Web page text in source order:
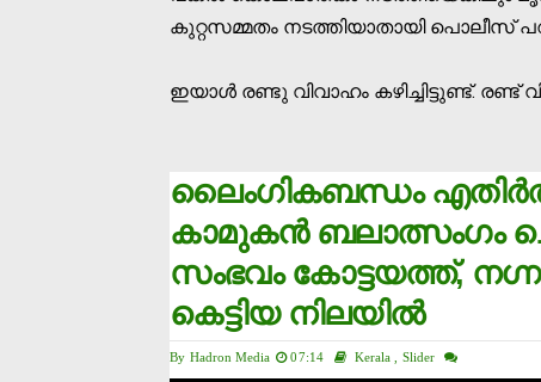
കുറ്റസമ്മതം നടത്തിയാതായി പൊലീസ്
ഇയാള്‍ രണ്ടു വിവാഹം കഴിച്ചിട്ടുണ്ട്.
ലൈംഗികബന്ധം
കാമുകന്‍ ബലാത്സംഗം
സംഭവം കോട്ടയത്ത്,
കെട്ടിയ നിലയില്‍
By Hadron Media 07:14 Kerala, Slider